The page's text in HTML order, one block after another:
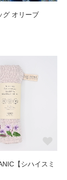
グ オリーブ
【シハイスミ